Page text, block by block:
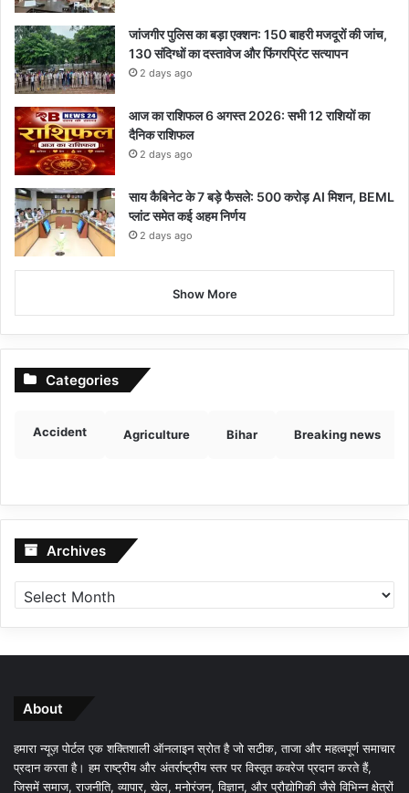
जांजगीर पुलिस का बड़ा एक्शन: 150 बाहरी मजदूरों की जांच,
130 संदिग्धों का दस्तावेज और फिंगरप्रिंट सत्यापन
2 days ago
आज का राशिफल 6 अगस्त 2026: सभी 12 राशियों का
दैनिक राशिफल
2 days ago
साय कैबिनेट के 7 बड़े फैसले: 500 करोड़ AI मिशन, BEML
प्लांट समेत कई अहम निर्णय
2 days ago
Show More
Categories
Accident Agriculture Bihar Breaking news
Archives Archives
About
हमारा न्यूज़ पोर्टल एक शक्तिशाली ऑनलाइन स्रोत है जो सटीक, ताजा और महत्वपूर्ण समाचार
प्रदान करता है। हम राष्ट्रीय और अंतर्राष्ट्रीय स्तर पर विस्तृत कवरेज प्रदान करते हैं,
जिसमें समाज, राजनीति, व्यापार, खेल, मनोरंजन, विज्ञान, और प्रौद्योगिकी जैसे विभिन्न क्षेत्रों